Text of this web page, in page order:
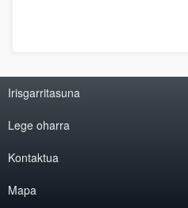
Irisgarritasuna
Lege oharra
Kontaktua
Mapa